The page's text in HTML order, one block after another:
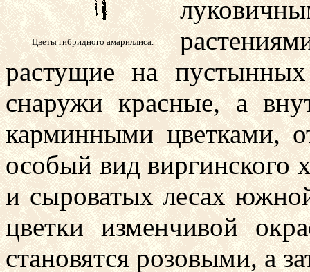
Цветы гибридного амариллиса.
растущие на
снаружи красные, а
карминными цветками,
особый вид виргинского
и сыроватых лесах
цветки изменчивой
становятся розовыми, а